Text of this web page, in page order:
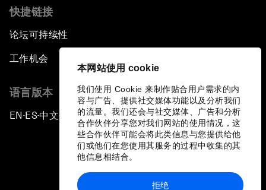
本网站使用 cookie
我们使用 Cookie 来制作贴合用户需求的内
容与广告、提供社交媒体功能以及分析我们
的流量。我们还会与社交媒体、广告和分析
合作伙伴分享您对我们网站的使用情况，这
些合作伙伴可能会将此类信息与您提供给他
们或他们在您使用其服务的过程中收集的其
他信息相结合。
拒绝
快捷链接
论坛可持续性
工作机会
语言版本
EN ▪ES▪中文▪ 日本語